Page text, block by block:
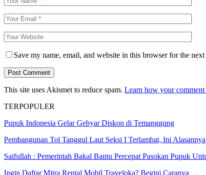
Save my name, email, and website in this browser for the
This site uses Akismet to reduce spam. Learn how your comment
TERPOPULER
Pupuk Indonesia Gelar Gebyar Diskon di Temanggung
Pembangunan Tol Tanggul Laut Seksi I Terlambat, Ini Alasannya
Saifullah : Pemerintah Bakal Bantu Percepat Pasokan Pupuk
Ingin Daftar Mitra Rental Mobil Traveloka? Begini Caranya